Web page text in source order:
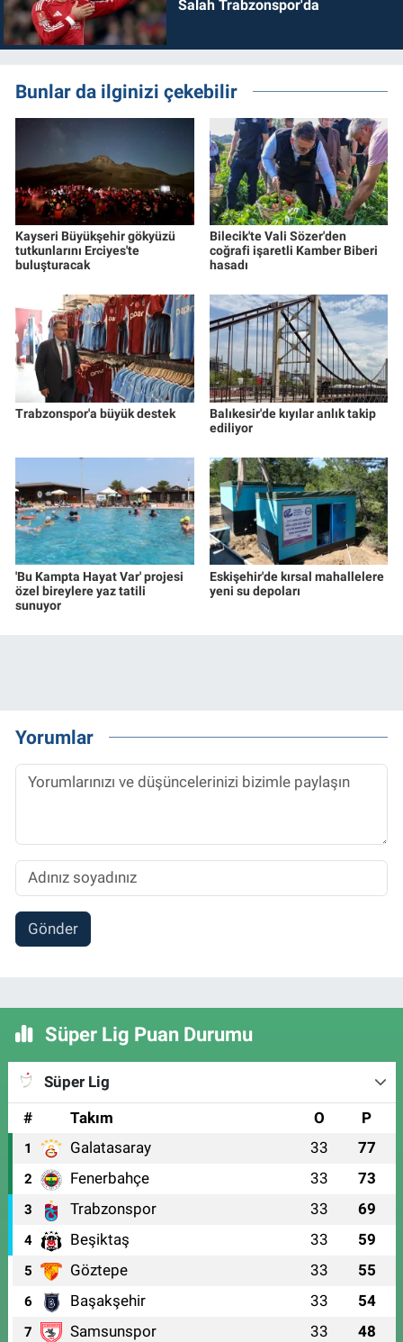
Salah Trabzonspor'da
Bunlar da ilginizi çekebilir
Kayseri Büyükşehir gökyüzü
tutkunlarını Erciyes'te
buluşturacak
Bilecik'te Vali Sözer'den
coğrafi işaretli Kamber Biberi
hasadı
Trabzonspor'a büyük destek
Balıkesir'de kıyılar anlık takip
ediliyor
'Bu Kampta Hayat Var' projesi
özel bireylere yaz tatili
sunuyor
Eskişehir'de kırsal mahallelere
yeni su depoları
Yorumlar
Gönder
Süper Lig Puan Durumu
Süper Lig
#
Takım O P
1 Galatasaray 33 77
2 Fenerbahçe 33 73
3 Trabzonspor 33 69
4 Beşiktaş 33 59
5 Göztepe 33 55
6 Başakşehir 33 54
7 Samsunspor 33 48